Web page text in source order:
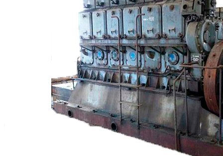
Электродвигатели